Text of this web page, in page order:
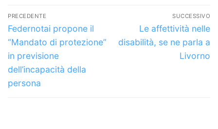
Navigazione
articoli
PRECEDENTE
Articolo
precedente:
Federnotai propone il
“Mandato di protezione”
in previsione
dell’incapacità della
persona
SUCCESSIVO
Articolo
successivo:
Le affettività nelle
disabilità, se ne parla a
Livorno